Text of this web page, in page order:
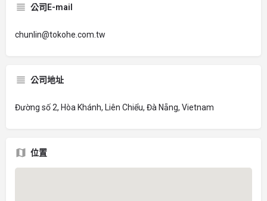
公司E-mail
chunlin@tokohe.com.tw
公司地址
Đường số 2, Hòa Khánh, Liên Chiểu, Đà Nẵng, Vietnam
位置